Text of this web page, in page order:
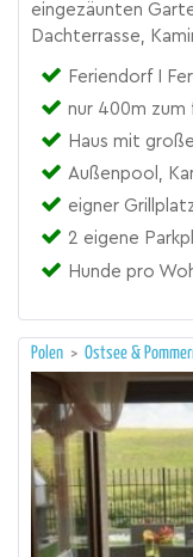
eingezäunten
Dachterrasse,
Feriendorf I
nur 400m zum
Haus mit
Außenpool,
eigner
2 eigene
Hunde pro
Polen > Ostsee &